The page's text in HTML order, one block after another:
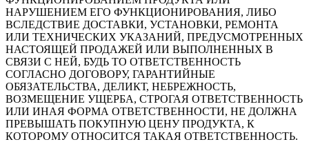
НАРУШЕНИЕМ ЕГО ФУНКЦИОНИРОВАНИЯ, ЛИБО
ВСЛЕДСТВИЕ ДОСТАВКИ, УСТАНОВКИ, РЕМОНТА
ИЛИ ТЕХНИЧЕСКИХ УКАЗАНИЙ, ПРЕДУСМОТРЕННЫХ
НАСТОЯЩЕЙ ПРОДАЖЕЙ ИЛИ ВЫПОЛНЕННЫХ В
СВЯЗИ С НЕЙ, БУДЬ ТО ОТВЕТСТВЕННОСТЬ
СОГЛАСНО ДОГОВОРУ, ГАРАНТИЙНЫЕ
ОБЯЗАТЕЛЬСТВА, ДЕЛИКТ, НЕБРЕЖНОСТЬ,
ВОЗМЕЩЕНИЕ УЩЕРБА, СТРОГАЯ ОТВЕТСТВЕННОСТЬ
ИЛИ ИНАЯ ФОРМА ОТВЕТСТВЕННОСТИ, НЕ ДОЛЖНА
ПРЕВЫШАТЬ ПОКУПНУЮ ЦЕНУ ПРОДУКТА, К
КОТОРОМУ ОТНОСИТСЯ ТАКАЯ ОТВЕТСТВЕННОСТЬ.